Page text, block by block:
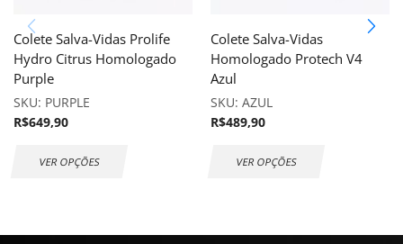
Colete Salva-Vidas Prolife
Hydro Citrus Homologado
Purple
SKU: PURPLE
R$649,90
VER OPÇÕES
Colete Salva-Vidas
Homologado Protech V4
Azul
SKU: AZUL
R$489,90
VER OPÇÕES